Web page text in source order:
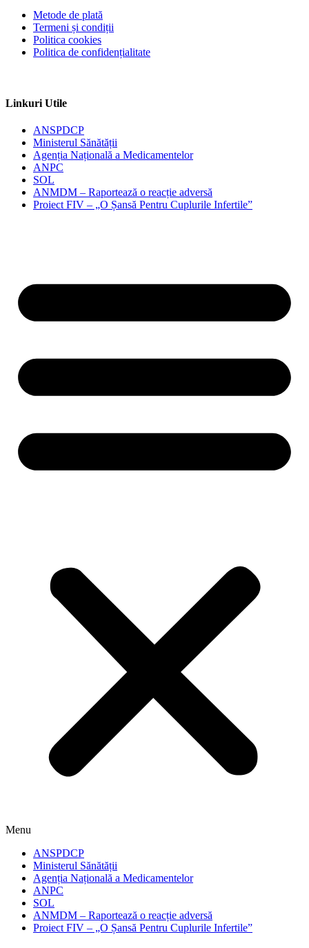
Metode de plată
Termeni și condiții
Politica cookies
Politica de confidențialitate
Linkuri Utile
ANSPDCP
Ministerul Sănătății
Agenția Națională a Medicamentelor
ANPC
SOL
ANMDM – Raportează o reacție adversă
Proiect FIV – „O Șansă Pentru Cuplurile Infertile”
Menu
ANSPDCP
Ministerul Sănătății
Agenția Națională a Medicamentelor
ANPC
SOL
ANMDM – Raportează o reacție adversă
Proiect FIV – „O Șansă Pentru Cuplurile Infertile”